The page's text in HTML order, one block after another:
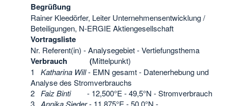
Begrüßung
Rainer Kleedörfer, Leiter Unternehmensentwicklung /
Beteiligungen, N-ERGIE Aktiengesellschaft
Vortragsliste
Nr. Referent(in) - Analysegebiet - Vertiefungsthema
Verbrauch (Mittelpunkt)
1 Katharina Will- EMN gesamt - Datenerhebung und
Analyse des Stromverbrauchs
2 Faiz Binti
- 12,500°E - 49,5°N - Stromverbrauch
3 Annika Sieder- 11,875°E - 50,0°N -